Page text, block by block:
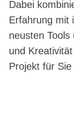
Dabei
Erfahrung mit
neusten
und
Projekt für